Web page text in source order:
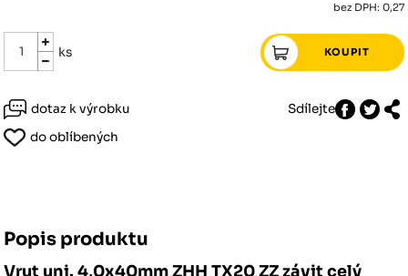
bez DPH: 0,27
ks
dotaz k výrobku
Sdílejte
do oblíbených
Popis produktu
Vrut uni. 4,0x40mm ZHH TX20 ZZ závit celý